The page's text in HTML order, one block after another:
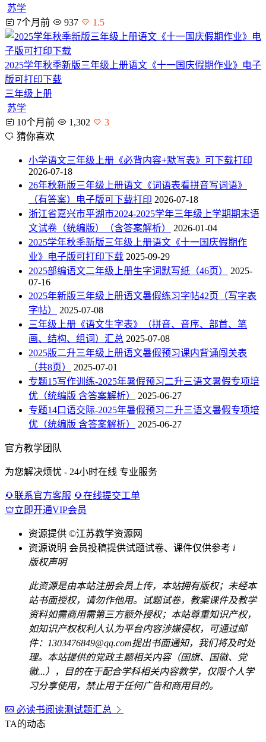
苏学
7个月前
937 1.5
2025学年秋季新版三年级上册语文《十一国庆假期作业》电子
版可打印下载
三年级上册
苏学
10个月前
1,302
3
猜你喜欢
小学语文三年级上册《必背内容+默写表》可下载打印
2026-07-18
26年秋新版三年级上册语文《词语表看拼音写词语》
（有答案）电子版可下载打印 2026-07-18
浙江省嘉兴市平湖市2024-2025学年三年级上学期期末语
文试卷（统编版）（含答案解析）
2026-01-04
2025学年秋季新版三年级上册语文《十一国庆假期作
业》电子版可打印下载 2025-09-29
2025部编语文二年级上册生字词默写纸（46页）
2025-
07-16
2025年新版三年级上册语文暑假练习字帖42页（写字表
字帖）
2025-07-08
三年级上册《语文生字表》（拼音、音序、部首、笔
画、结构、组词）汇总 2025-07-08
2025版二升三年级上册语文暑假预习课内背诵闯关表
（共8页）
2025-07-01
专题15写作训练-2025年暑假预习二升三语文暑假专项培
优（统编版 含答案解析）
2025-06-27
专题14口语交际-2025年暑假预习二升三语文暑假专项培
优（统编版 含答案解析）
2025-06-27
官方教学团队
为您解决烦忧 - 24小时在线 专业服务
联系官方客服
在线提交工单
立即开通VIP会员
资源提供 ©江苏教学资源网
资源说明 会员投稿提供试题试卷、课件仅供参考 i
版权声明
此资源是由本站注册会员上传，本站拥有版权；未经本
站书面授权，请勿作他用。试题试卷，教案课件及教学
资料如需商用需第三方额外授权；本站尊重知识产权，
如知识产权权利人认为平台内容涉嫌侵权，可通过邮
件：1303476849@qq.com提出书面通知，我们将及时处
理。本站提供的党政主题相关内容（国旗、国徽、党
徽...），目的在于配合学科相关内容教学，仅限个人学
习分享使用，禁止用于任何广告和商用目的。
必读书阅读测试题汇总
TA的动态